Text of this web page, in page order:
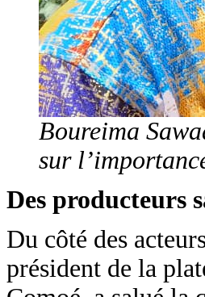
Boureima
sur
Des producteurs
Du côté des
président de la